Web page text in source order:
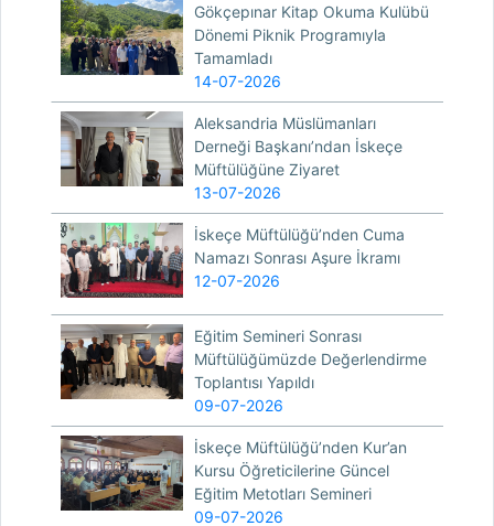
Gökçepınar Kitap Okuma Kulübü
Dönemi Piknik Programıyla
Tamamladı
14-07-2026
Aleksandria Müslümanları
Derneği Başkanı’ndan İskeçe
Müftülüğüne Ziyaret
13-07-2026
İskeçe Müftülüğü’nden Cuma
Namazı Sonrası Aşure İkramı
12-07-2026
Eğitim Semineri Sonrası
Müftülüğümüzde Değerlendirme
Toplantısı Yapıldı
09-07-2026
İskeçe Müftülüğü’nden Kur’an
Kursu Öğreticilerine Güncel
Eğitim Metotları Semineri
09-07-2026